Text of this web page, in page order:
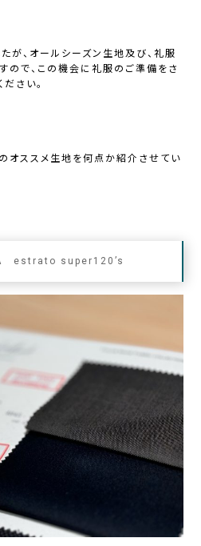
が、オールシーズン生地及び、礼服
ので、この機会に礼服のご準備をさ
さい。
オススメ生地を何点か紹介させてい
estrato super120’s